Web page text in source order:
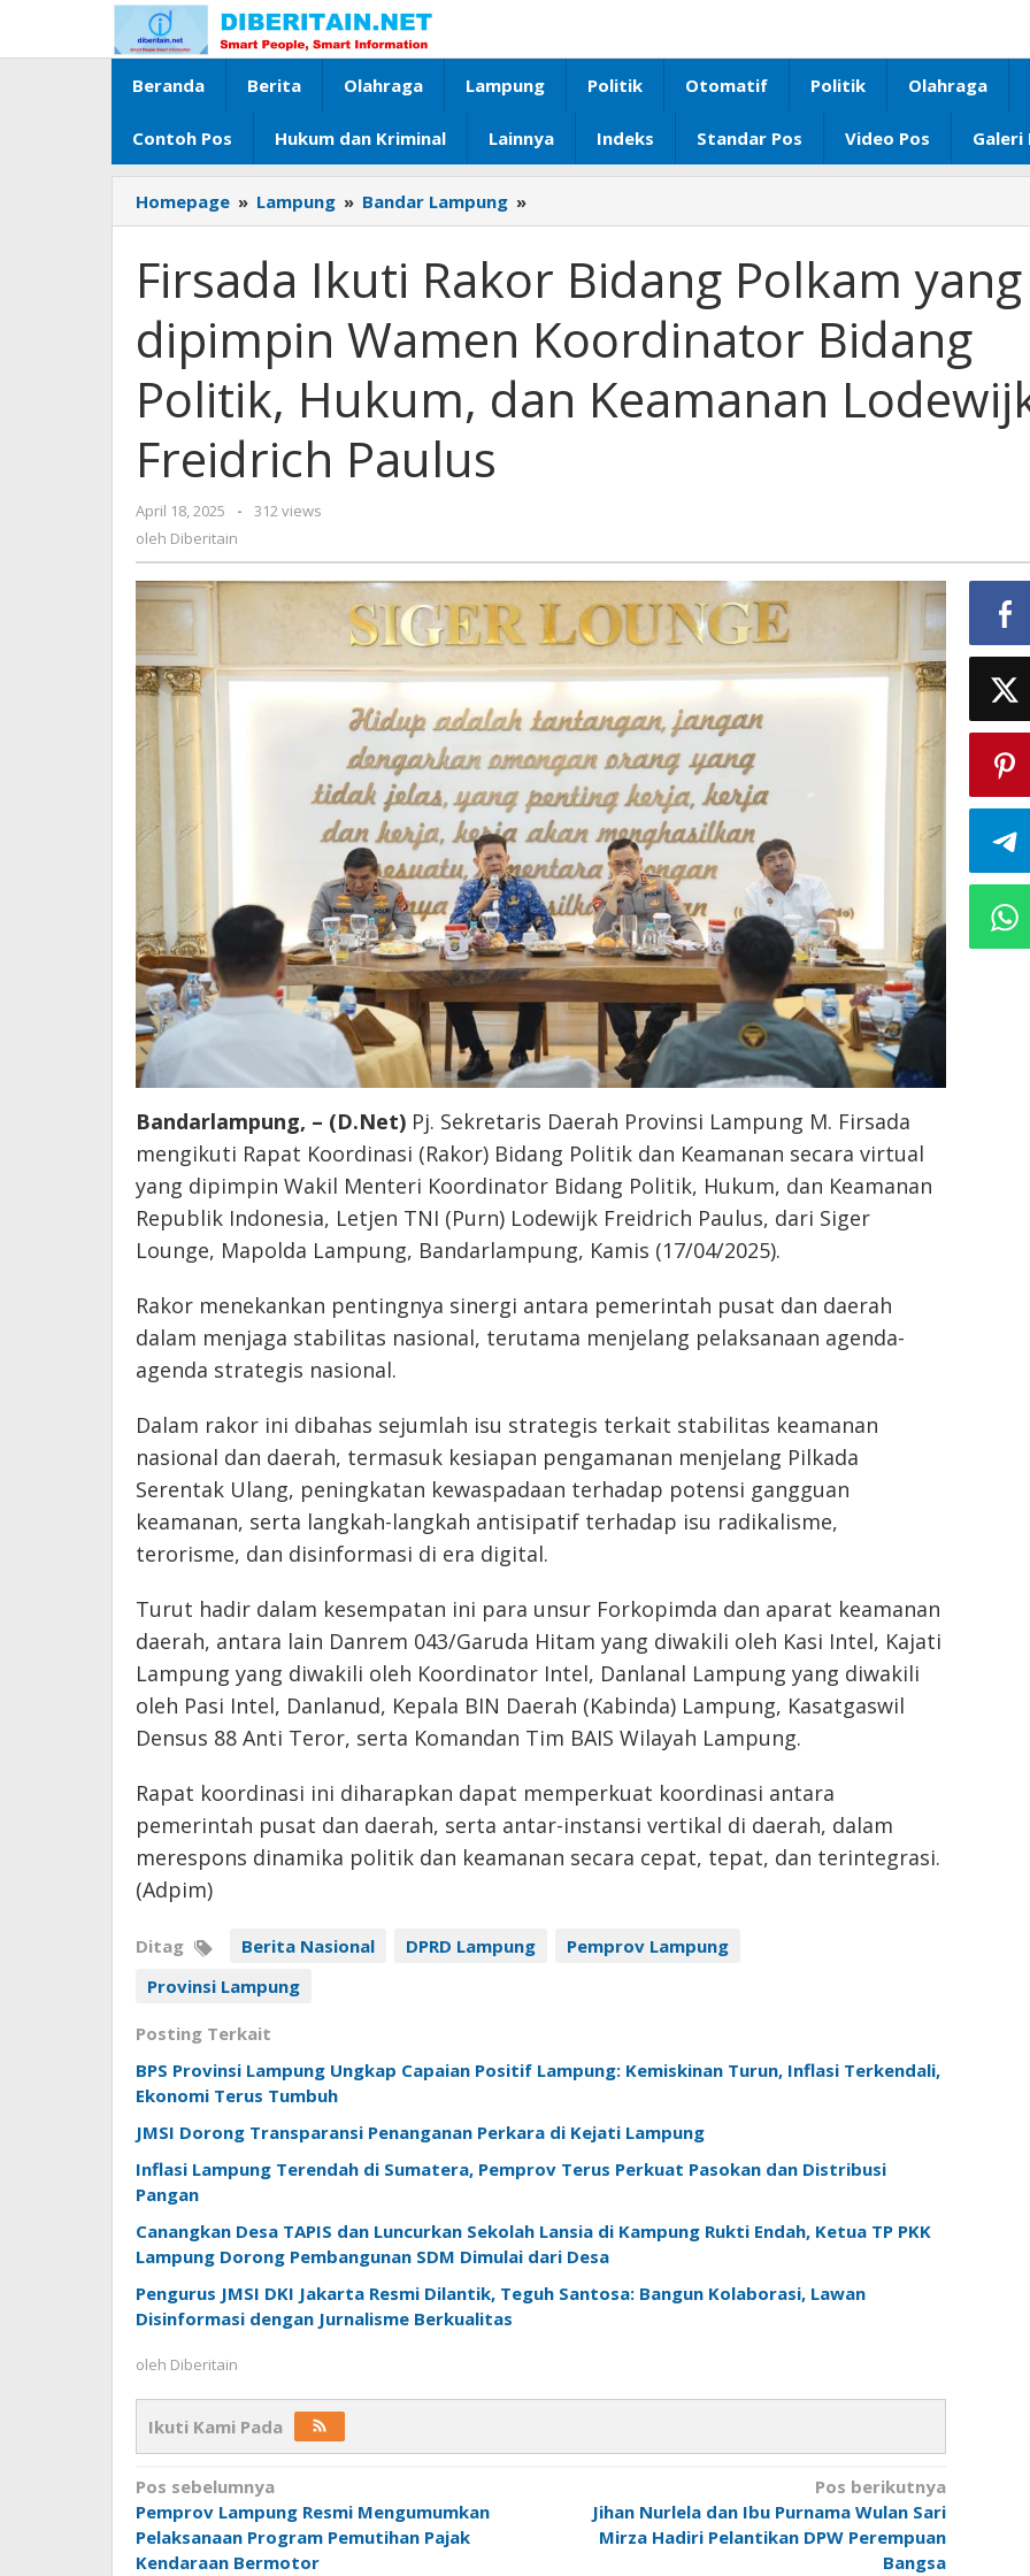
konten
Beranda Berita Olahraga Lampung Politik Otomatif Politik Olahraga
Contoh Pos Hukum dan Kriminal Lainnya Indeks Standar Pos Video Pos Galeri
Homepage » Lampung » Bandar Lampung »
Ikuti
Bidang
Polkam
yang
dipimpin
Wamen
Koordinator
Lodewijk
Freidrich
Paulus
Firsada Ikuti Rakor Bidang Polkam yang
dipimpin Wamen Koordinator Bidang
Politik, Hukum, dan Keamanan
Freidrich Paulus
April 18, 2025
oleh
-
312 views
oleh Diberitain
Bandarlampung, – (D.Net) Pj. Sekretaris Daerah Provinsi Lampung M. Firsada
mengikuti Rapat Koordinasi (Rakor) Bidang Politik dan Keamanan secara virtual
yang dipimpin Wakil Menteri Koordinator Bidang Politik, Hukum, dan Keamanan
Republik Indonesia, Letjen TNI (Purn) Lodewijk Freidrich Paulus, dari Siger
Lounge, Mapolda Lampung, Bandarlampung, Kamis (17/04/2025).
Rakor menekankan pentingnya sinergi antara pemerintah pusat dan daerah
dalam menjaga stabilitas nasional, terutama menjelang pelaksanaan agenda-
agenda strategis nasional.
Dalam rakor ini dibahas sejumlah isu strategis terkait stabilitas keamanan
nasional dan daerah, termasuk kesiapan pengamanan menjelang Pilkada
Serentak Ulang, peningkatan kewaspadaan terhadap potensi gangguan
keamanan, serta langkah-langkah antisipatif terhadap isu radikalisme,
terorisme, dan disinformasi di era digital.
Turut hadir dalam kesempatan ini para unsur Forkopimda dan aparat keamanan
daerah, antara lain Danrem 043/Garuda Hitam yang diwakili oleh Kasi Intel, Kajati
Lampung yang diwakili oleh Koordinator Intel, Danlanal Lampung yang diwakili
oleh Pasi Intel, Danlanud, Kepala BIN Daerah (Kabinda) Lampung, Kasatgaswil
Densus 88 Anti Teror, serta Komandan Tim BAIS Wilayah Lampung.
Rapat koordinasi ini diharapkan dapat memperkuat koordinasi antara
pemerintah pusat dan daerah, serta antar-instansi vertikal di daerah, dalam
merespons dinamika politik dan keamanan secara cepat, tepat, dan terintegrasi.
(Adpim)
Ditag Berita Nasional DPRD Lampung
Pemprov Lampung
Provinsi Lampung
Posting Terkait
BPS Provinsi Lampung Ungkap Capaian Positif Lampung: Kemiskinan Turun, Inflasi Terkendali,
Ekonomi Terus Tumbuh
JMSI Dorong Transparansi Penanganan Perkara di Kejati Lampung
Inflasi Lampung Terendah di Sumatera, Pemprov Terus Perkuat Pasokan dan Distribusi
Pangan
Canangkan Desa TAPIS dan Luncurkan Sekolah Lansia di Kampung Rukti Endah, Ketua TP PKK
Lampung Dorong Pembangunan SDM Dimulai dari Desa
Pengurus JMSI DKI Jakarta Resmi Dilantik, Teguh Santosa: Bangun Kolaborasi, Lawan
Disinformasi dengan Jurnalisme Berkualitas
oleh Diberitain
Ikuti Kami Pada
Navigasi
pos
Pos sebelumnya
Pemprov Lampung Resmi Mengumumkan
Pelaksanaan Program Pemutihan Pajak
Kendaraan Bermotor
Pos berikutnya
Jihan Nurlela dan Ibu Purnama Wulan Sari
Mirza Hadiri Pelantikan DPW Perempuan
Bangsa